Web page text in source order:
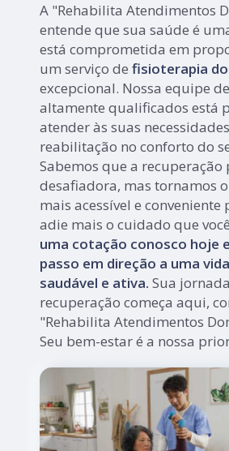
A "Rehabilita Atendimentos
entende que sua saúde é
está comprometida em
um serviço defisioterapia
excepcional. Nossa equipe
altamente qualificados está
atender às suas
reabilitação no conforto do
Sabemos que a recuperação
desafiadora, mas tornamos
mais acessível e conveniente
adie mais o cuidado que
uma cotação conosco hoje
passo em direção a uma
saudável e ativa. Sua
recuperação começa aqui,
"Rehabilita Atendimentos
Seu bem-estar é a nossa